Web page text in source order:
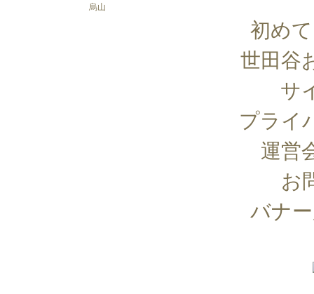
烏山
初め
世田谷
サ
プライ
運営
お
バナ